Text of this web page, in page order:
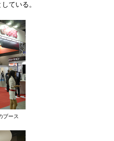
ている。
ブース